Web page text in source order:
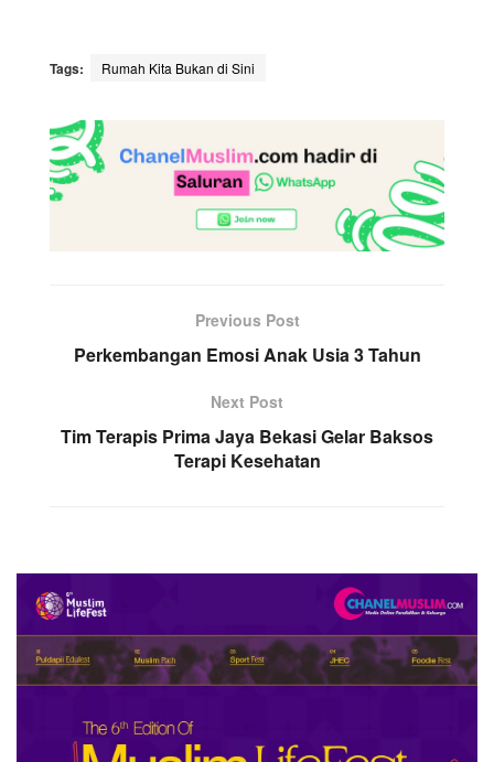
Tags: Rumah Kita Bukan di Sini
Previous Post
Perkembangan Emosi Anak Usia 3 Tahun
Next Post
Tim Terapis Prima Jaya Bekasi Gelar Baksos
Terapi Kesehatan